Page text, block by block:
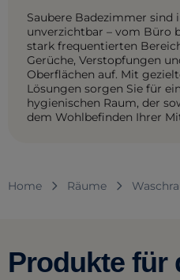
Saubere Badezimmer sind
unverzichtbar – vom Büro
stark frequentierten
Gerüche, Verstopfungen
Oberflächen auf. Mit
Lösungen sorgen Sie für
hygienischen Raum, der
dem Wohlbefinden Ihrer
Home Räume
Produkte für